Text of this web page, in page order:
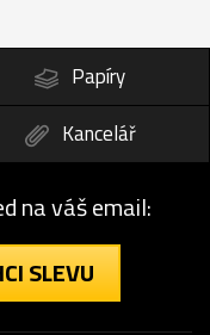
Papíry
Kancelář
na váš email:
SLEVU